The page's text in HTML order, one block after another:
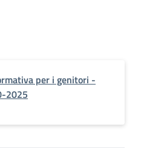
per i genitori -
2025